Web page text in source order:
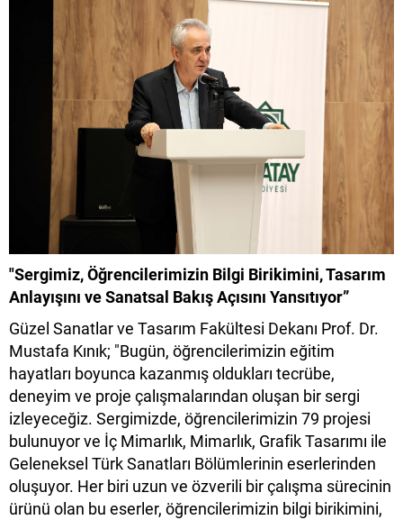
"Sergimiz, Öğrencilerimizin Bilgi Birikimini, Tasarım
Anlayışını ve Sanatsal Bakış Açısını Yansıtıyor”
Güzel Sanatlar ve Tasarım Fakültesi Dekanı Prof. Dr.
Mustafa Kınık; "Bugün, öğrencilerimizin eğitim
hayatları boyunca kazanmış oldukları tecrübe,
deneyim ve proje çalışmalarından oluşan bir sergi
izleyeceğiz. Sergimizde, öğrencilerimizin 79 projesi
bulunuyor ve İç Mimarlık, Mimarlık, Grafik Tasarımı ile
Geleneksel Türk Sanatları Bölümlerinin eserlerinden
oluşuyor. Her biri uzun ve özverili bir çalışma sürecinin
ürünü olan bu eserler, öğrencilerimizin bilgi birikimini,